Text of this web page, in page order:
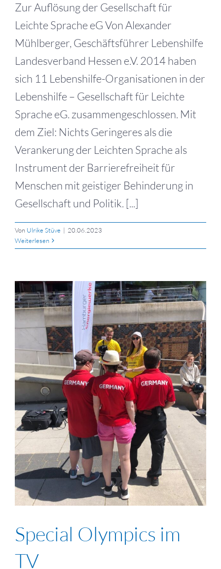
Zur Auflösung der Gesellschaft für
Leichte Sprache eG Von Alexander
Mühlberger, Geschäftsführer Lebenshilfe
Landesverband Hessen e.V. 2014 haben
sich 11 Lebenshilfe-Organisationen in der
Lebenshilfe – Gesellschaft für Leichte
Sprache eG. zusammengeschlossen. Mit
dem Ziel: Nichts Geringeres als die
Verankerung der Leichten Sprache als
Instrument der Barrierefreiheit für
Menschen mit geistiger Behinderung in
Gesellschaft und Politik. [...]
Von Ulrike Stüve | 20.06.2023
Weiterlesen
Special Olympics im
TV